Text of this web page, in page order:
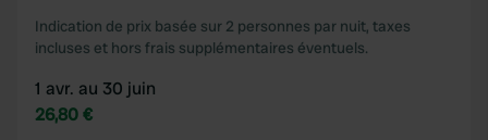
Indication de prix basée sur 2 personnes par nuit, taxes
incluses et hors frais supplémentaires éventuels.
1 avr. au 30 juin
26,80 €